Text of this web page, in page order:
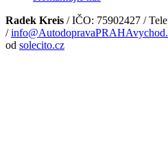
Radek Kreis / IČO: 75902427 /
/
od solecito.cz